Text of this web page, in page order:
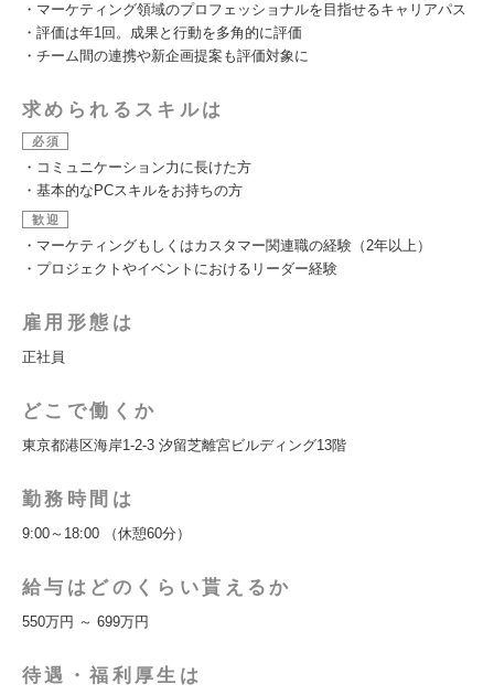
・マーケティング領域のプロフェッショナルを目指せるキャリアパス
・評価は年1回。成果と行動を多角的に評価
・チーム間の連携や新企画提案も評価対象に
求められるスキルは
必須
・コミュニケーション力に長けた方
・基本的なPCスキルをお持ちの方
歓迎
・マーケティングもしくはカスタマー関連職の経験（2年以上）
・プロジェクトやイベントにおけるリーダー経験
雇用形態は
正社員
どこで働くか
東京都港区海岸1-2-3 汐留芝離宮ビルディング13階
勤務時間は
9:00～18:00 （休憩60分）
給与はどのくらい貰えるか
550万円 ～ 699万円
待遇・福利厚生は